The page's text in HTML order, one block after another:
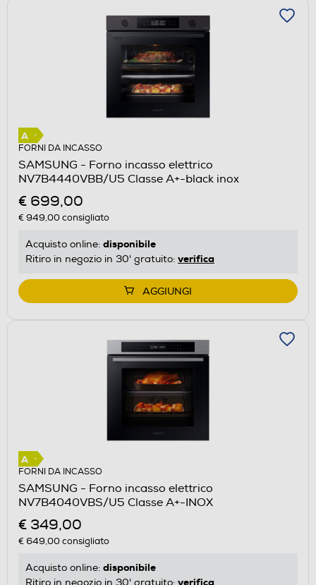
FORNI DA INCASSO
SAMSUNG - Forno incasso elettrico
NV7B4440VBB/U5 Classe A+-black inox
€ 699,00
€ 949,00consigliato
Acquisto online: disponibile
Ritiro in negozio in 30' gratuito: verifica
AGGIUNGI
FORNI DA INCASSO
SAMSUNG - Forno incasso elettrico
NV7B4040VBS/U5 Classe A+-INOX
€ 349,00
€ 649,00consigliato
Acquisto online: disponibile
Ritiro in negozio in 30' gratuito: verifica